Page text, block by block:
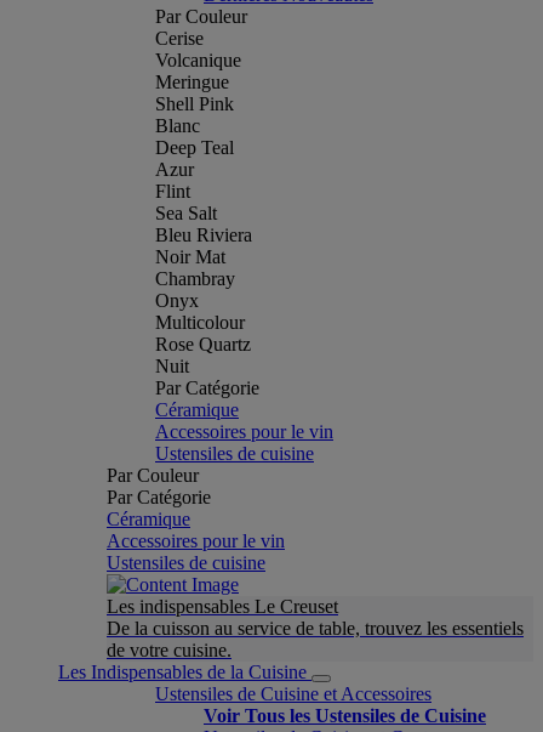
Par Couleur
Cerise
Volcanique
Meringue
Shell Pink
Blanc
Deep Teal
Azur
Flint
Sea Salt
Bleu Riviera
Noir Mat
Chambray
Onyx
Multicolour
Rose Quartz
Nuit
Par Catégorie
Céramique
Accessoires pour le vin
Ustensiles de cuisine
Par Couleur
Par Catégorie
Céramique
Accessoires pour le vin
Ustensiles de cuisine
Les indispensables Le Creuset
De la cuisson au service de table, trouvez les essentiels
de votre cuisine.
Les Indispensables de la Cuisine
Ustensiles de Cuisine et Accessoires
Voir Tous les Ustensiles de Cuisine